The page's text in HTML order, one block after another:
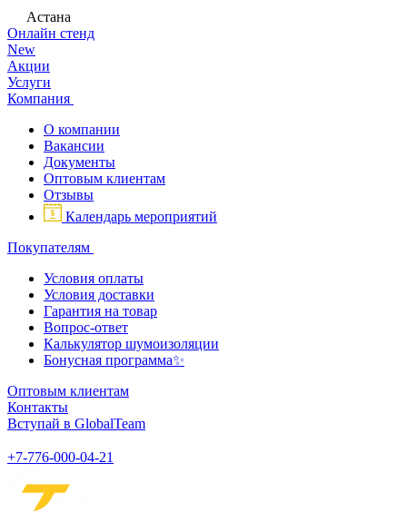
Астана
Онлайн стенд
New
Акции
Услуги
Компания
О компании
Вакансии
Документы
Оптовым клиентам
Отзывы
Календарь мероприятий
Покупателям
Условия оплаты
Условия доставки
Гарантия на товар
Вопрос-ответ
Калькулятор шумоизоляции
Бонусная программа✨
Оптовым клиентам
Контакты
Вступай в GlobalTeam
+7-776-000-04-21